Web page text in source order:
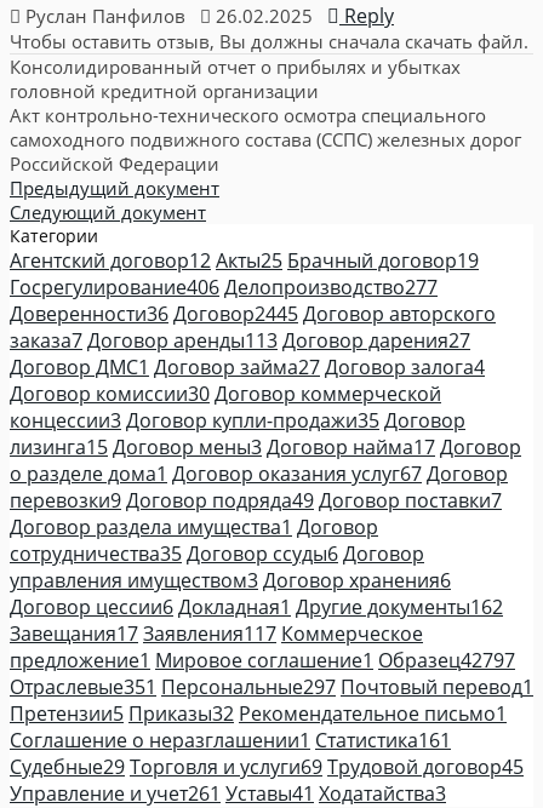
Руслан Панфилов 26.02.2025 Reply
Чтобы оставить отзыв, Вы должны сначала скачать файл.
Консолидированный отчет о прибылях и убытках
головной кредитной организации
Акт контрольно-технического осмотра специального
самоходного подвижного состава (ССПС) железных дорог
Российской Федерации
Предыдущий документ
Следующий документ
Категории
Агентский договор12Акты25 Брачный договор19
Госрегулирование406Делопроизводство277
Доверенности36Договор2445Договор авторского
заказа7Договор аренды113Договор дарения27
Договор ДМС1 Договор займа27Договор залога4
Договор комиссии30Договор коммерческой
концессии3Договор купли-продажи35Договор
лизинга15Договор мены3Договор найма17Договор
о разделе дома1 Договор оказания услуг67Договор
перевозки9Договор подряда49Договор поставки7
Договор раздела имущества1 Договор
сотрудничества35Договор ссуды6Договор
управления имуществом3Договор хранения6
Договор цессии6Докладная1 Другие документы162
Завещания17Заявления117 Коммерческое
предложение1 Мировое соглашение1 Образец42797
Отраслевые351 Персональные297 Почтовый перевод1
Претензии5 Приказы32 Рекомендательное письмо1
Соглашение о неразглашении1 Статистика161
Судебные29Торговля и услуги69Трудовой договор45
Управление и учет261 Уставы41 Ходатайства3